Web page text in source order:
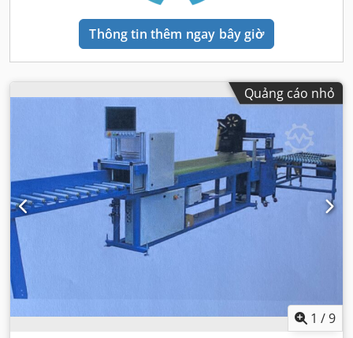
Thông tin thêm ngay bây giờ
Quảng cáo nhỏ
1 /9